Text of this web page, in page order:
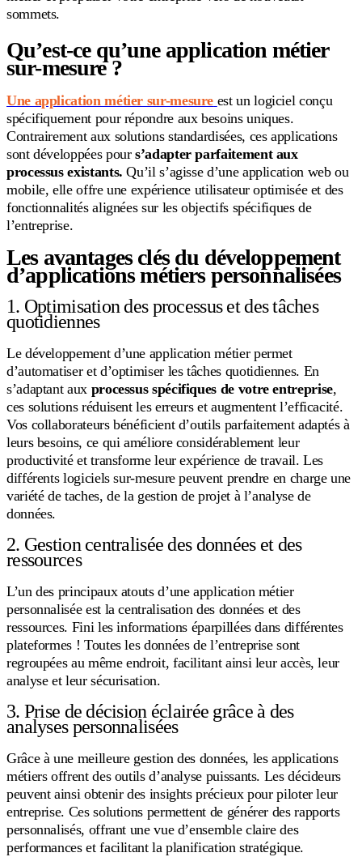
sommets.
Qu’est-ce qu’une application métier
sur-mesure ?
Une application métier sur-mesure est un logiciel conçu
spécifiquement pour répondre aux besoins uniques.
Contrairement aux solutions standardisées, ces applications
sont développées pours’adapter parfaitement aux
processus existants. Qu’il s’agisse d’une application web ou
mobile, elle offre une expérience utilisateur optimisée et des
fonctionnalités alignées sur les objectifs spécifiques de
l’entreprise.
Les avantages clés du développement
d’applications métiers personnalisées
1. Optimisation des processus et des tâches
quotidiennes
Le développement d’une application métier permet
d’automatiser et d’optimiser les tâches quotidiennes. En
s’adaptant aux processus spécifiques de votre entreprise,
ces solutions réduisent les erreurs et augmentent l’efficacité.
Vos collaborateurs bénéficient d’outils parfaitement adaptés à
leurs besoins, ce qui améliore considérablement leur
productivité et transforme leur expérience de travail. Les
différents logiciels sur-mesure peuvent prendre en charge une
variété de taches, de la gestion de projet à l’analyse de
données.
2. Gestion centralisée des données et des
ressources
L’un des principaux atouts d’une application métier
personnalisée est la centralisation des données et des
ressources. Fini les informations éparpillées dans différentes
plateformes ! Toutes les données de l’entreprise sont
regroupées au même endroit, facilitant ainsi leur accès, leur
analyse et leur sécurisation.
3. Prise de décision éclairée grâce à des
analyses personnalisées
Grâce à une meilleure gestion des données, les applications
métiers offrent des outils d’analyse puissants. Les décideurs
peuvent ainsi obtenir des insights précieux pour piloter leur
entreprise. Ces solutions permettent de générer des rapports
personnalisés, offrant une vue d’ensemble claire des
performances et facilitant la planification stratégique.